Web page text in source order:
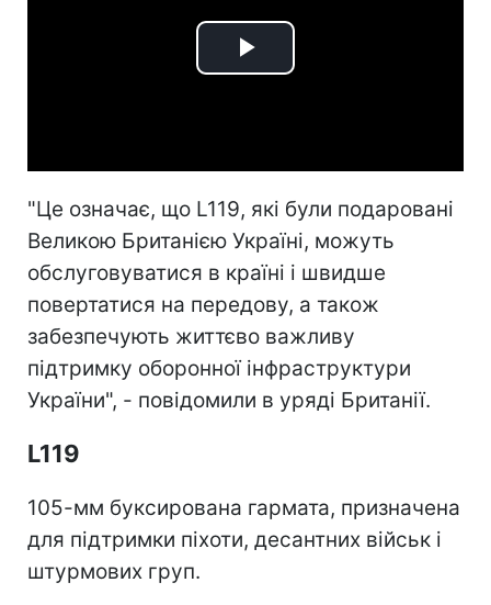
Play
"Це означає, що L119, які були подаровані
Великою Британією Україні, можуть
обслуговуватися в країні і швидше
повертатися на передову, а також
забезпечують життєво важливу
підтримку оборонної інфраструктури
України", - повідомили в уряді Британії.
L119
105-мм буксирована гармата, призначена
для підтримки піхоти, десантних військ і
штурмових груп.